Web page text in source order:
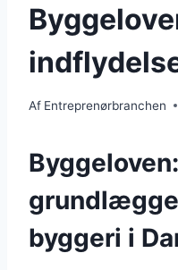
Af Entreprenørbranchen
byggeri i